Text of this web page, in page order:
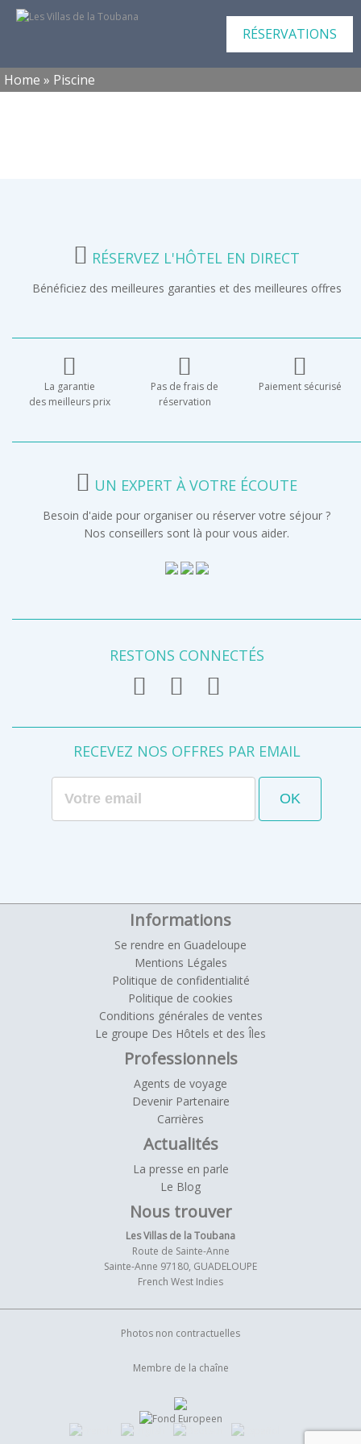
RÉSERVATIONS
Home » Piscine
RÉSERVEZ L'HÔTEL EN DIRECT
Bénéficiez des meilleures garanties et des meilleures offres
La garantie
des meilleurs prix
Pas de frais de
réservation
Paiement sécurisé
UN EXPERT À VOTRE ÉCOUTE
Besoin d'aide pour organiser ou réserver votre séjour ?
Nos conseillers sont là pour vous aider.
RESTONS CONNECTÉS
RECEVEZ NOS OFFRES PAR EMAIL
Informations
Se rendre en Guadeloupe
Mentions Légales
Politique de confidentialité
Politique de cookies
Conditions générales de ventes
Le groupe Des Hôtels et des Îles
Professionnels
Agents de voyage
Devenir Partenaire
Carrières
Actualités
La presse en parle
Le Blog
Nous trouver
Les Villas de la Toubana
Route de Sainte-Anne
Sainte-Anne 97180, GUADELOUPE
French West Indies
Photos non contractuelles
Membre de la chaîne